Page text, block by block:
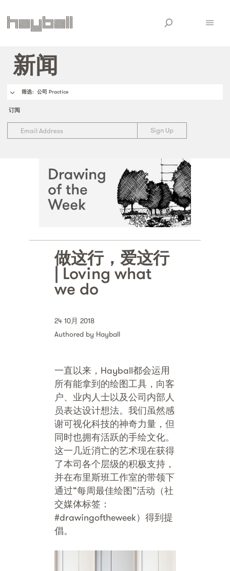
新闻
筛选: 公司 Practice
订阅
做这行，爱这行
| Loving what
we do
24 10月 2018
Authored by Hayball
一直以来，Hayball都会运用
所有能拿到的绘图工具，向客
户、业内人士以及公司内部人
员表达设计想法。我们虽然感
谢可视化科技的神奇力量，但
同时也拥有活跃的手绘文化。
这一几近消亡的艺术现在获得
了本司各个层级的积极支持，
并在布里斯班工作室的带领下
通过“每周最佳绘图”活动（社
交媒体标签：
#drawingoftheweek）得到提
倡。